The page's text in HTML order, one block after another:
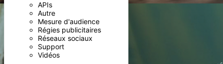
APIs
Autre
Mesure d'audience
Régies publicitaires
Réseaux sociaux
Support
Vidéos